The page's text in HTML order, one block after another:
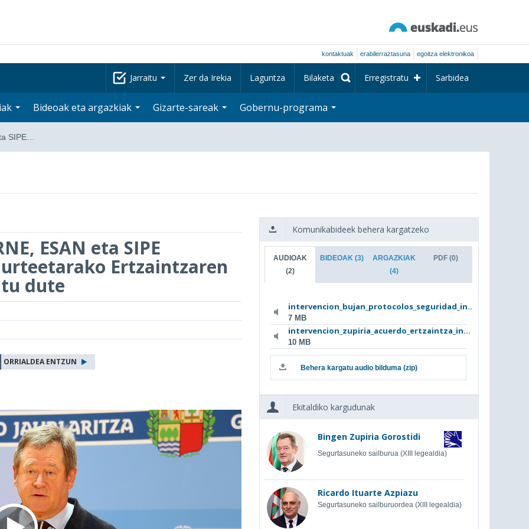
kontaktuak erabilerraztasuna egoitza elektronikoa
Jarraitu Zer da Irekia Laguntza Bilaketa Erregistratu Sarbidea
Bideoak eta argazkiak Gizarte-sareak Gobernu-programa
SIPE…
ESAN eta SIPE
Ertzaintzaren
dute
ORRIALDEA ENTZUN
Komunikabideek behera kargatzeko
AUDIOAK
(2)
BIDEOAK (3)
ARGAZKIAK
(4)
PDF (0)
intervencion_bujan_protocolos_seguridad_in...
7 MB
intervencion_zupiria_acuerdo_ertzaintza_in...
10 MB
Behera kargatu audio bilduma (zip)
Ekitaldiko kargudunak
Bingen Zupiria Gorostidi
Segurtasuneko sailburua (XIII legealdia)
Ricardo Ituarte Azpiazu
Segurtasuneko sailburuordea (XIII legealdia)